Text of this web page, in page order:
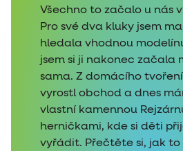
Všechno to začalo u nás
Pro své dva kluky jsem
hledala vhodnou
jsem si ji nakonec začala
sama. Z domácího
vyrostl obchod a dnes
vlastní kamennou
herničkami, kde si děti
vyřádit. Přečtěte si, jak to